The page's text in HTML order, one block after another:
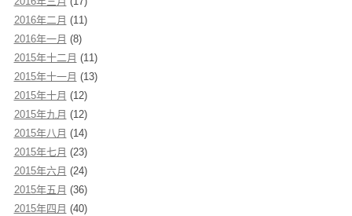
2016年二月 (11)
2016年一月 (8)
2015年十二月 (11)
2015年十一月 (13)
2015年十月 (12)
2015年九月 (12)
2015年八月 (14)
2015年七月 (23)
2015年六月 (24)
2015年五月 (36)
2015年四月 (40)